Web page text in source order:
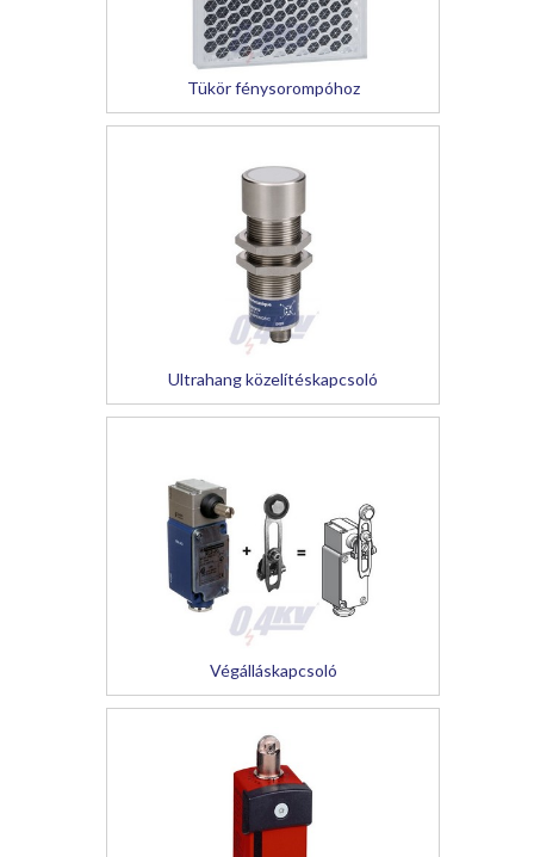
Tükör fénysorompóhoz
Ultrahang közelítéskapcsoló
Végálláskapcsoló